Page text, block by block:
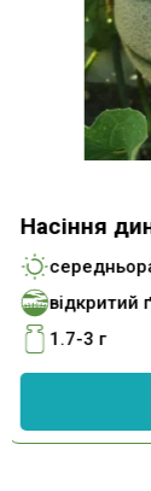
Насіння
відкритий
1.7-3 г